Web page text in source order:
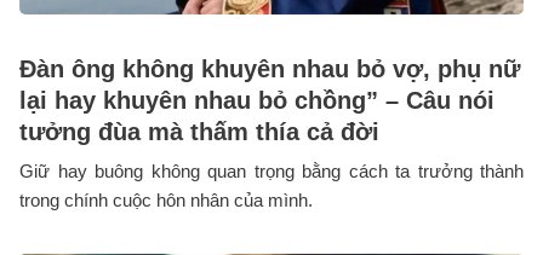
Đàn ông không khuyên nhau bỏ vợ, phụ nữ
lại hay khuyên nhau bỏ chồng” – Câu nói
tưởng đùa mà thấm thía cả đời
Giữ hay buông không quan trọng bằng cách ta trưởng thành
trong chính cuộc hôn nhân của mình.